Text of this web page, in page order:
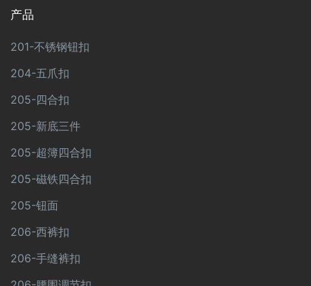
产品
201-不锈钢钮扣
204-五爪扣
205-四合扣
205-新底三件
205-超簿四合扣
205-磁铁四合扣
205-钮面
206-西裤扣
206-手缝裤扣